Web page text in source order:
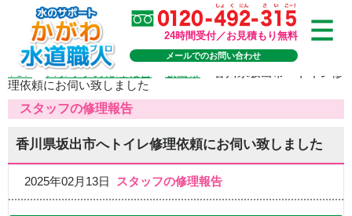
24時間受付／お見積もり無料
メールでのお問い合わせ
TOP>スタッフの修理報告
理依頼にお伺い致しました
スタッフの修理報告
香川県坂出市へトイレ修理依頼にお伺い致しました
2025年02月13日 スタッフの修理報告